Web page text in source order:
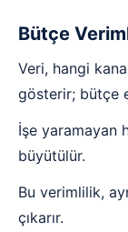
Bütçe
Veri, hangi
gösterir; bütçe
İşe yaramayan
büyütülür.
Bu verimlilik,
çıkarır.